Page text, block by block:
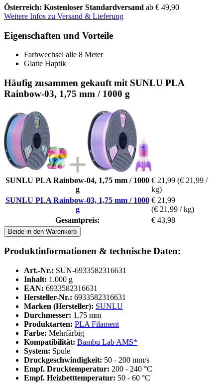
Österreich: Kostenloser Standardversand ab € 49,90
Weitere Infos zu Versand & Lieferung
Eigenschaften und Vorteile
Farbwechsel alle 8 Meter
Glatte Haptik
Häufig zusammen gekauft mit SUNLU PLA
Rainbow-03, 1,75 mm / 1000 g
SUNLU PLA Rainbow-04, 1,75 mm / 1000
g
€ 21,99 (€ 21,99 /
kg)
SUNLU PLA Rainbow-03, 1,75 mm / 1000
g
€ 21,99
(€ 21,99 / kg)
Gesamtpreis:
€ 43,98
Beide in den Warenkorb
Produktinformationen & technische Daten:
Art.-Nr.: SUN-6933582316631
Inhalt: 1.000 g
EAN: 6933582316631
Hersteller-Nr.: 6933582316631
Marken (Hersteller): SUNLU
Durchmesser: 1,75 mm
Produktarten: PLA Filament
Farbe: Mehrfärbig
Kompatibilität: Bambu Lab AMS*
System: Spule
Druckgeschwindigkeit: 50 - 200 mm/s
Empf. Drucktemperatur: 200 - 240 °C
Empf. Heizbetttemperatur: 50 - 60 °C